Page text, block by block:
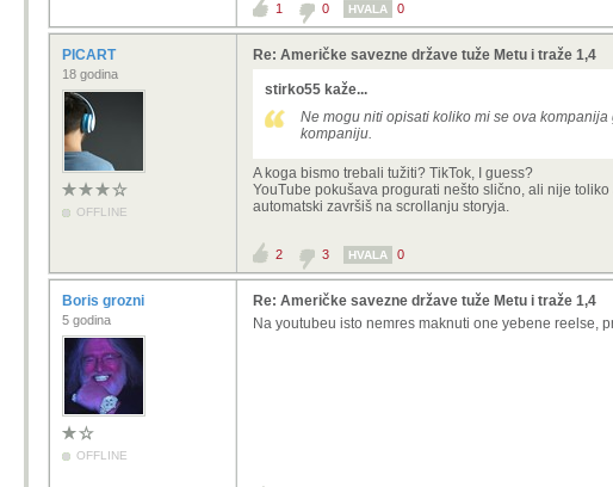
1 0 HVALA 0
PICART
18 godina
OFFLINE
Re: Američke savezne države tuže Metu i traže 1,4
stirko55 kaže...
Ne mogu niti opisati koliko mi se ova
kompaniju.
A koga bismo trebali tužiti? TikTok, I guess?
YouTube pokušava progurati nešto slično, ali nije
automatski završiš na scrollanju storyja.
2 3 HVALA 0
Boris grozni
5 godina
OFFLINE
Re: Američke savezne države tuže Metu i traže 1,4
Na youtubeu isto nemres maknuti one yebene reelse,